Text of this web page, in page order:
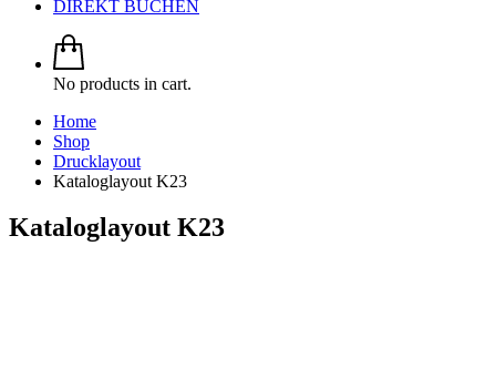
DIREKT BUCHEN
No products in cart.
Home
Shop
Drucklayout
Kataloglayout K23
Kataloglayout K23